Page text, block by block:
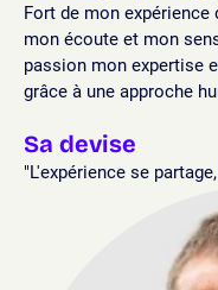
Fort de mon expérience
mon écoute et mon
passion mon expertise
grâce à une approche
Sa devise
"L'expérience se